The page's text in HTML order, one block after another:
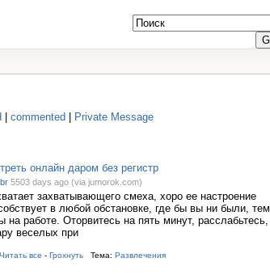
commented Private Message
онлайн даром без регистр
5503 days ago (via jumorok.com)
захватывающего смеха, хоро ее настроение
в любой обстановке, где бы вы ни были, тем
на работе. Оторвитесь на пять минут, расслабьтесь,
веселых при
Читать все - Грохнуть Тема: Развлечения